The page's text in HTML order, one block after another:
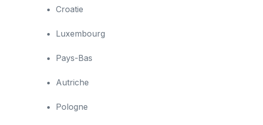
Croatie
Luxembourg
Pays-Bas
Autriche
Pologne